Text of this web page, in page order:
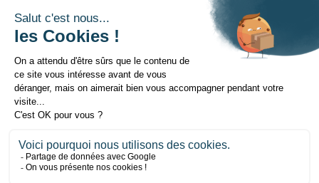
Contact
Mentions légales